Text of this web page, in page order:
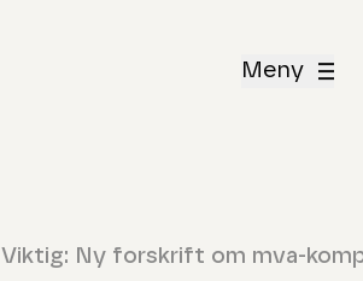
Meny
Viktig: Ny forskrift om mva-